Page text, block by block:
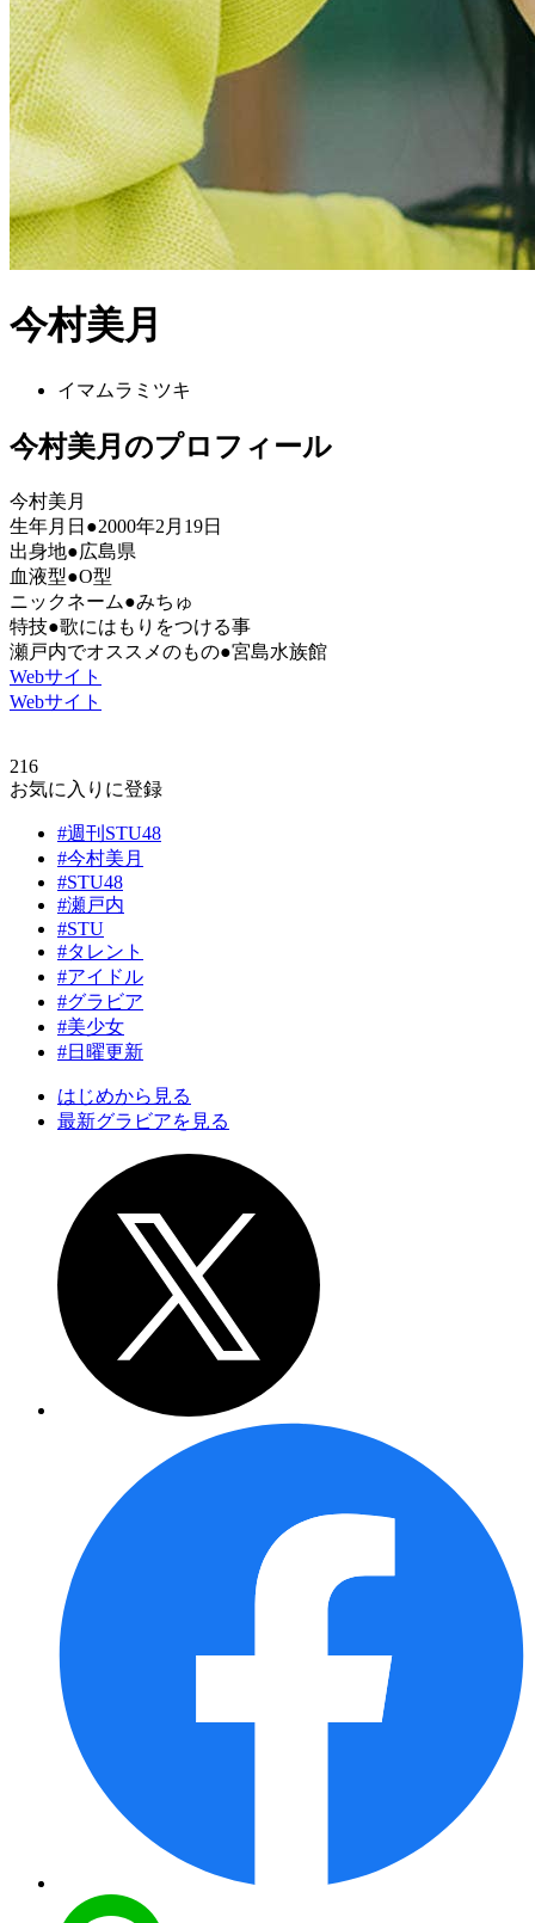
今村美月
イマムラミツキ
今村美月のプロフィール
今村美月
生年月日●2000年2月19日
出身地●広島県
血液型●O型
ニックネーム●みちゅ
特技●歌にはもりをつける事
瀬戸内でオススメのもの●宮島水族館
Webサイト
Webサイト
216
お気に入りに登録
#週刊STU48
#今村美月
#STU48
#瀬戸内
#STU
#タレント
#アイドル
#グラビア
#美少女
#日曜更新
はじめから見る
最新グラビアを見る